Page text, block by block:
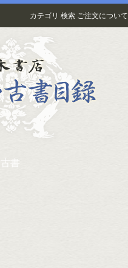
カテゴリ 検索 ご注文について
古書